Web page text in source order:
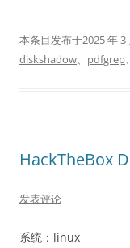
本条目发布于2025 年 3
diskshadow、 pdfgrep、
HackTheBox
发表评论
系统：linux